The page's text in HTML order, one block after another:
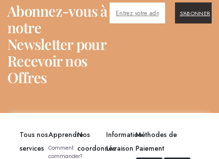
Abonnez-vous à
notre
Newsletter pour
Recevoir nos
Offres
S'ABONNER
Tous nos
services
Apprendre
Comment
commander?
Nos
coordonnés
Information
Livraison
Méthodes de
Paiement